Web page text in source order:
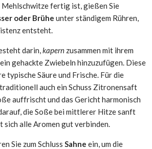
Mehlschwitze fertig ist, gießen Sie
oder Brühe unter ständigem Rühren,
entsteht.
darin, kapern zusammen mit ihrem
gehackte Zwiebeln hinzuzufügen. Diese
typische Säure und Frische. Für die
auch ein Schuss Zitronensaft
auffrischt und das Gericht harmonisch
die Soße bei mittlerer Hitze sanft
sich alle Aromen gut verbinden.
Sie zum Schluss Sahne ein, um die